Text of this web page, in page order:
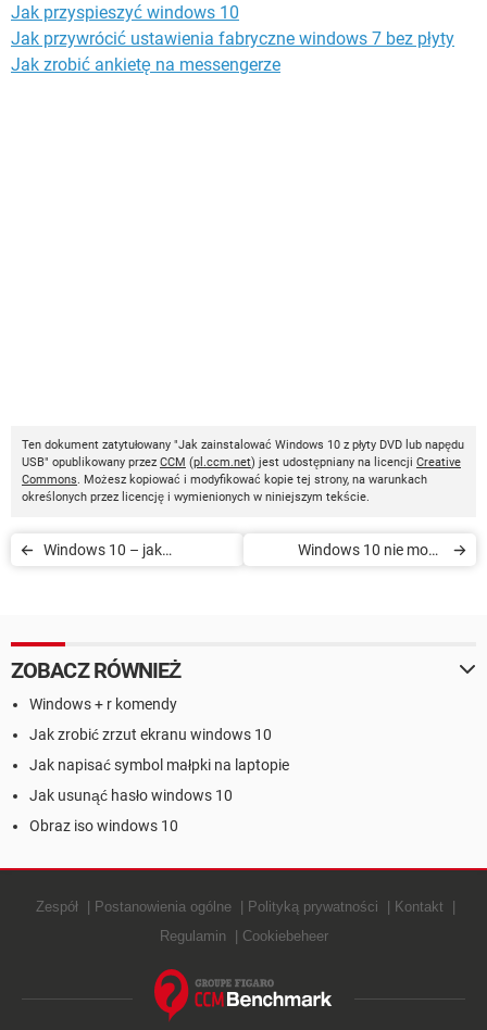
Jak przyspieszyć windows 10
Jak przywrócić ustawienia fabryczne windows 7 bez płyty
Jak zrobić ankietę na messengerze
Ten dokument zatytułowany "Jak zainstalować Windows 10 z płyty DVD lub napędu
USB" opublikowany przez CCM (pl.ccm.net) jest udostępniany na licencji Creative
Commons. Możesz kopiować i modyfikować kopie tej strony, na warunkach
określonych przez licencję i wymienionych w niniejszym tekście.
Windows 10 – jak
Windows 10 nie może
ZOBACZ RÓWNIEŻ
Windows + r komendy
Jak zrobić zrzut ekranu windows 10
Jak napisać symbol małpki na laptopie
Jak usunąć hasło windows 10
Obraz iso windows 10
Zespół Postanowienia ogólne Polityką prywatności
Kontakt
Regulamin
Cookiebeheer